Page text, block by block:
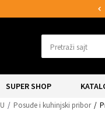
Pretraži sajt
SUPER SHOP
Posuđe i kuhinjski pribor